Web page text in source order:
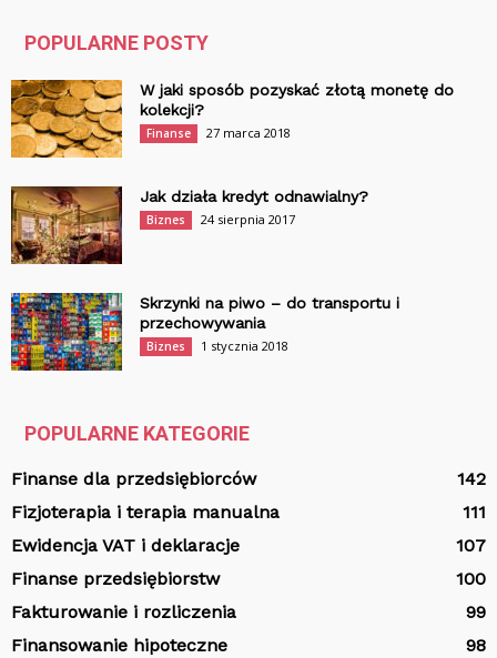
POPULARNE POSTY
W jaki sposób pozyskać złotą monetę do
kolekcji?
Finanse 27 marca 2018
Jak działa kredyt odnawialny?
Biznes 24 sierpnia 2017
Skrzynki na piwo – do transportu i
przechowywania
Biznes 1 stycznia 2018
POPULARNE KATEGORIE
Finanse dla przedsiębiorców
142
Fizjoterapia i terapia manualna
111
Ewidencja VAT i deklaracje
107
Finanse przedsiębiorstw
100
Fakturowanie i rozliczenia
99
Finansowanie hipoteczne
98